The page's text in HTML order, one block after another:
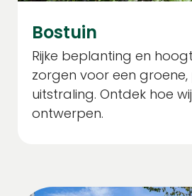
Bostuin
Rijke beplanting en
zorgen voor een
uitstraling. Ontdek hoe
ontwerpen.